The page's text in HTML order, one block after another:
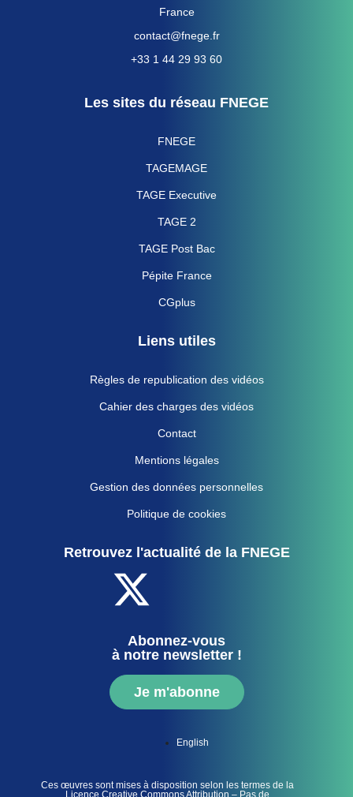
France
contact@fnege.fr
+33 1 44 29 93 60
Les sites du réseau FNEGE
FNEGE
TAGEMAGE
TAGE Executive
TAGE 2
TAGE Post Bac
Pépite France
CGplus
Liens utiles
Règles de republication des vidéos
Cahier des charges des vidéos
Contact
Mentions légales
Gestion des données personnelles
Politique de cookies
Retrouvez l'actualité de la FNEGE
Abonnez-vous
à notre newsletter !
Je m'abonne
English
Ces œuvres sont mises à disposition selon les termes de la
Licence Creative Commons Attribution – Pas de